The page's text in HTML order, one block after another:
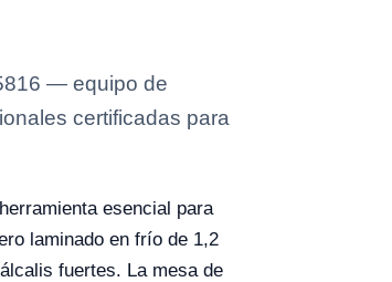
— equipo de
certificadas para
esencial para
laminado en frío de 1,2
fuertes. La mesa de